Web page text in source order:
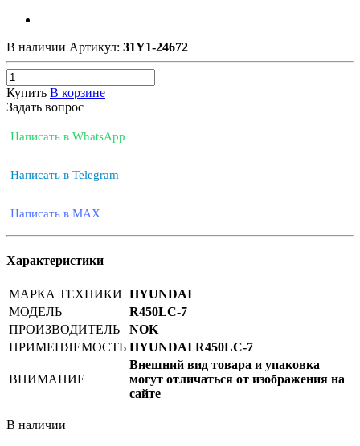
В наличии Артикул: 31Y1-24672
Купить В корзине
Задать вопрос
Написать в WhatsApp
Написать в Telegram
Написать в MAX
Характеристики
МАРКА ТЕХНИКИ HYUNDAI
МОДЕЛЬ
R450LC-7
ПРОИЗВОДИТЕЛЬ
NOK
ПРИМЕНЯЕМОСТЬ HYUNDAI R450LC-7
ВНИМАНИЕ
Внешний вид товара и упаковка
могут отличаться от изображения на
сайте
В наличии